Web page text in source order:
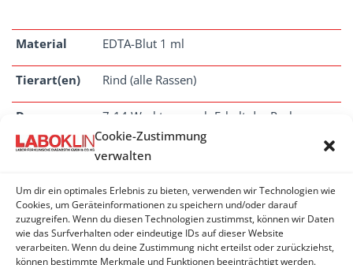
Cookie-Zustimmung
verwalten
Um dir ein optimales Erlebnis zu bieten, verwenden wir Technologien wie
Cookies, um Geräteinformationen zu speichern und/oder darauf
zuzugreifen. Wenn du diesen Technologien zustimmst, können wir Daten
wie das Surfverhalten oder eindeutige IDs auf dieser Website
verarbeiten. Wenn du deine Zustimmung nicht erteilst oder zurückziehst,
können bestimmte Merkmale und Funktionen beeinträchtigt werden.
Material EDTA-Blut 1 ml
Tierart(en) Rind (alle Rassen)
Dauer 7-14 Werktage nach Erhalt der Probe
WIEDERKäUER
Scrapie-Empfänglichkeit (Schaf)